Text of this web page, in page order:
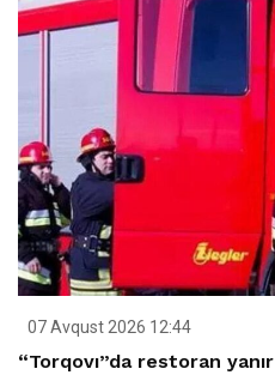
07 Avqust 2026 12:44
“Torqovı”da restoran yanır